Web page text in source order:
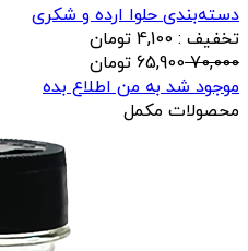
دسته‌بندی حلوا ارده و شکری
تخفیف : 4,100 تومان
70,000
65,900 تومان
موجود شد به من اطلاع بده
محصولات مکمل